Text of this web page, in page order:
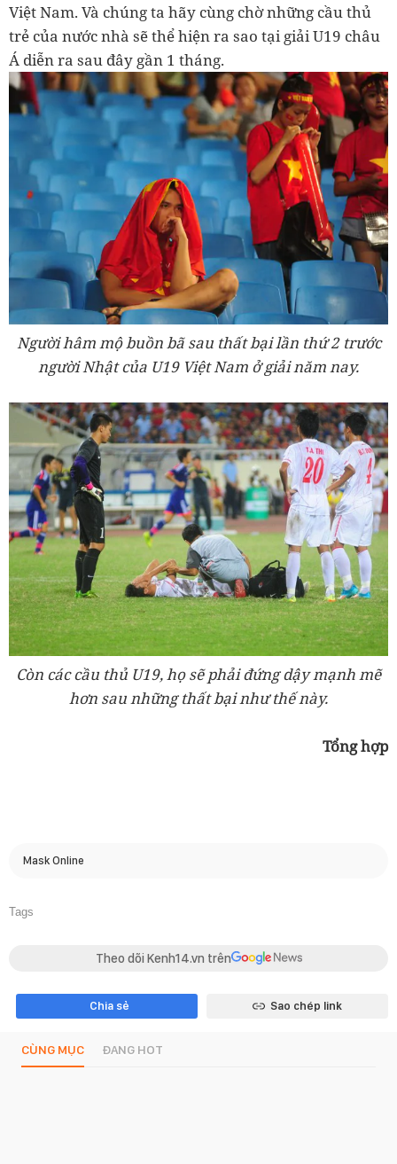
Việt Nam. Và chúng ta hãy cùng chờ những cầu thủ
trẻ của nước nhà sẽ thể hiện ra sao tại giải U19 châu
Á diễn ra sau đây gần 1 tháng.
Người hâm mộ buồn bã sau thất bại lần thứ 2 trước
người Nhật của U19 Việt Nam ở giải năm nay.
Còn các cầu thủ U19, họ sẽ phải đứng dậy mạnh mẽ
hơn sau những thất bại như thế này.
Tổng hợp
Mask Online
Tags
Theo dõi Kenh14.vn trên
Chia sẻ Sao chép link
CÙNG MỤC ĐANG HOT